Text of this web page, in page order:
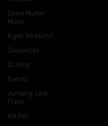
Deine Mutter
Music
A.geh Wirklich?
Dauawizzy
DJ King
Events
Jumping Jack
Flash
Kid Pex